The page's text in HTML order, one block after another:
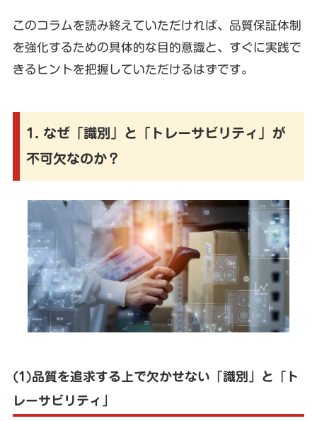
このコラムを読み終えていただければ、品質保証体制
を強化するための具体的な目的意識と、すぐに実践で
きるヒントを把握していただけるはずです。
1. なぜ「識別」と「トレーサビリティ」が
不可欠なのか？
(1)品質を追求する上で欠かせない「識別」と「ト
レーサビリティ」